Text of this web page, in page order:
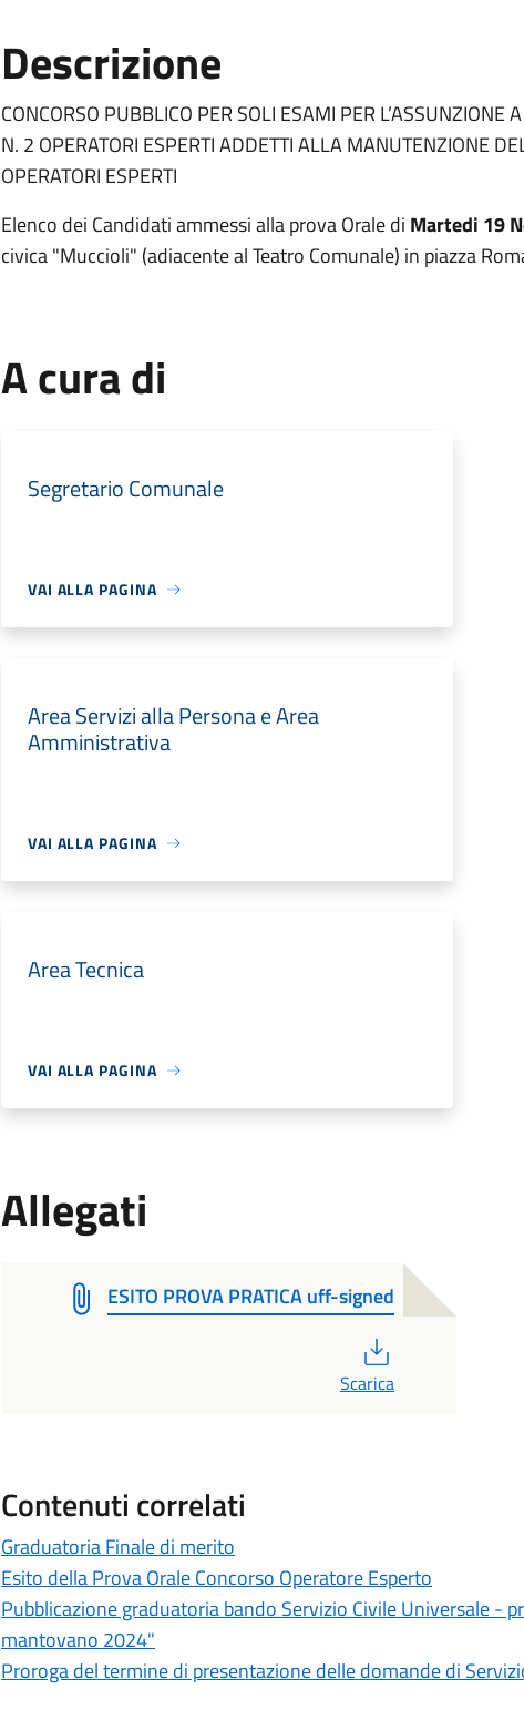
Descrizione
CONCORSO PUBBLICO PER SOLI ESAMI PER L’ASSUNZIONE
N. 2 OPERATORI ESPERTI ADDETTI ALLA MANUTENZIONE
OPERATORI ESPERTI
Elenco dei Candidati ammessi alla prova Orale di Martedi 19
civica "Muccioli" (adiacente al Teatro Comunale) in piazza
A cura di
Segretario Comunale
VAI ALLA PAGINA
Area Servizi alla Persona e Area
Amministrativa
VAI ALLA PAGINA
Area Tecnica
VAI ALLA PAGINA
Allegati
ESITO PROVA PRATICA uff-signed
Scarica
Contenuti correlati
Graduatoria Finale di merito
Esito della Prova Orale Concorso Operatore Esperto
Pubblicazione graduatoria bando Servizio Civile Universale -
mantovano 2024"
Proroga del termine di presentazione delle domande di